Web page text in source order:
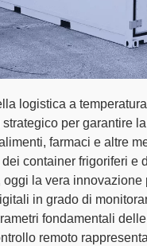
logistica a
per garantire
farmaci e altre
container frigoriferi e
oggi la vera innovazione
in grado di
fondamentali
remoto